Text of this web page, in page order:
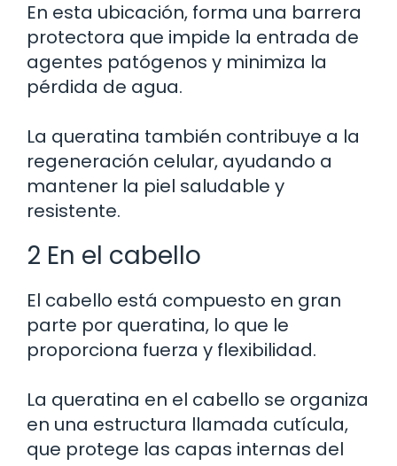
En esta ubicación, forma una barrera
protectora que impide la entrada de
agentes patógenos y minimiza la
pérdida de agua.
La queratina también contribuye a la
regeneración celular, ayudando a
mantener la piel saludable y
resistente.
2 En el cabello
El cabello está compuesto en gran
parte por queratina, lo que le
proporciona fuerza y flexibilidad.
La queratina en el cabello se organiza
en una estructura llamada cutícula,
que protege las capas internas del